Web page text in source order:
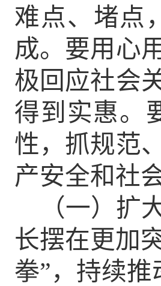
难点、堵点
成。 要用心
极回应社会
得到实惠。
性，抓规范
产安全和社
（一）扩
长摆在更加
拳”， 持续推